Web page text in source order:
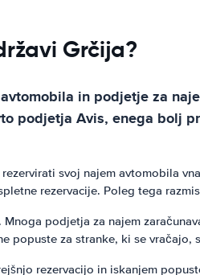
Grčija?
in podjetje za
podjetja Avis, enega bolj
svoj najem avtomobila
rezervacije. Poleg tega
podjetja za najem
za stranke, ki se vračajo,
rezervacijo in iskanjem